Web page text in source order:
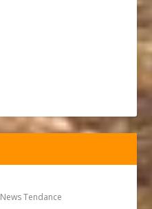
News Tendance